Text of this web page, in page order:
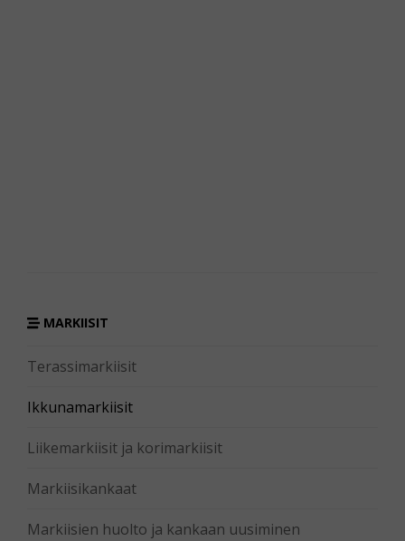
MARKIISIT
Terassimarkiisit
Ikkunamarkiisit
Liikemarkiisit ja korimarkiisit
Markiisikankaat
Markiisien huolto ja kankaan uusiminen